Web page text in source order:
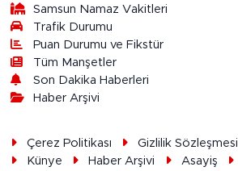
Samsun Namaz Vakitleri
Trafik Durumu
Puan Durumu ve Fikstür
Tüm Manşetler
Son Dakika Haberleri
Haber Arşivi
Çerez Politikası Gizlilik Sözleşmesi
Künye
Haber Arşivi Asayiş